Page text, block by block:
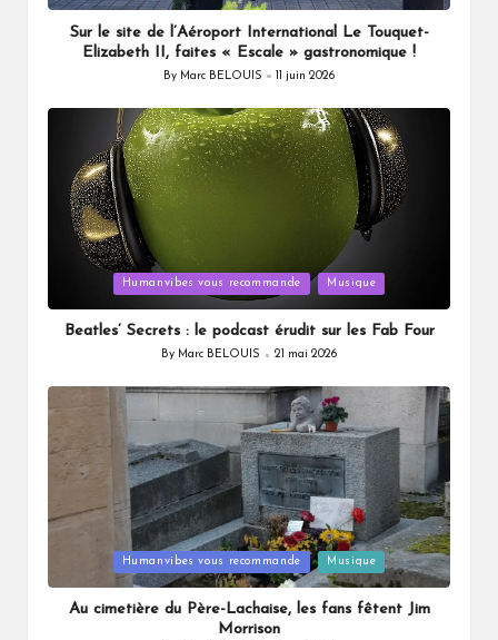
Sur le site de l’Aéroport International Le Touquet-
Elizabeth II, faites « Escale » gastronomique !
Posted
By Marc BELOUIS 11 juin 2026
in
Humanvibes vous recommande Musique
Beatles’ Secrets : le podcast érudit sur les Fab Four
Posted
By Marc BELOUIS 21 mai 2026
in
Humanvibes vous recommande Musique
Au cimetière du Père-Lachaise, les fans fêtent Jim
Morrison